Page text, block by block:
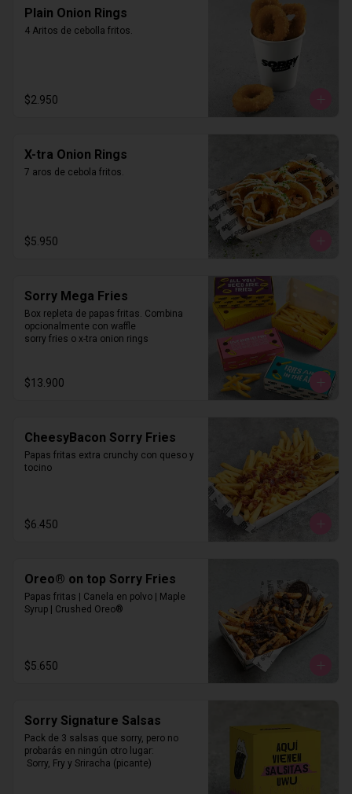
Plain Onion Rings
4 Aritos de cebolla fritos.
$2.950
X-tra Onion Rings
7 aros de cebola fritos.
$5.950
Sorry Mega Fries
Box repleta de papas fritas. Combina
opcionalmente con waffle
sorry fries o x-tra onion rings
$13.900
CheesyBacon Sorry Fries
Papas fritas extra crunchy con queso y
tocino
$6.450
Oreo® on top Sorry Fries
Papas fritas | Canela en polvo | Maple
Syrup | Crushed Oreo®
$5.650
Sorry Signature Salsas
Pack de 3 salsas que sorry, pero no
probarás en ningún otro lugar:
Sorry, Fry y Sriracha (picante)